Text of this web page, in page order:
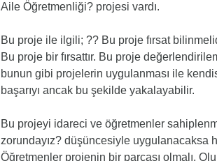
Aile Öğretmenliği? projesi vardı.
Bu proje ile ilgili; ?? Bu proje fırsat
Bu proje bir fırsattır. Bu proje
bunun gibi projelerin uygulanması ile
başarıyı ancak bu şekilde yakalayabilir.
Bu projeyi idareci ve öğretmenler
zorundayız? düşüncesiyle uygulanacaksa
Öğretmenler projenin bir parçası olmalı.